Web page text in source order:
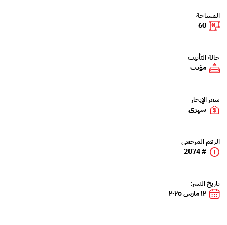
المساحة
60
حالة التأثيث
مؤثث
سعر الإيجار
شهري
الرقم المرجعي
# 2074
تاريخ النشر:
١٢ مارس ٢٠٢٥